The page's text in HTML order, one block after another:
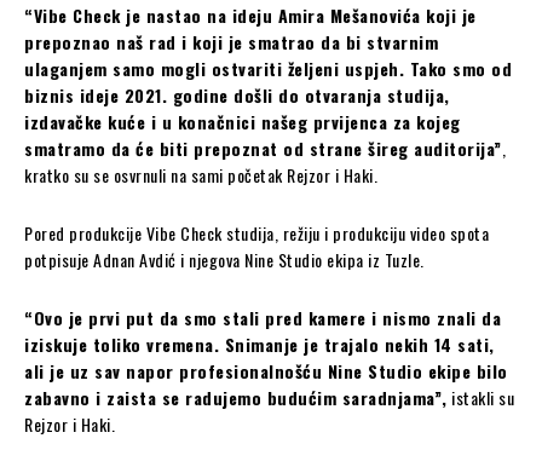
“Vibe Check je nastao na ideju Amira Mešanovića koji je
prepoznao naš rad i koji je smatrao da bi stvarnim
ulaganjem samo mogli ostvariti željeni uspjeh. Tako smo od
biznis ideje 2021. godine došli do otvaranja studija,
izdavačke kuće i u konačnici našeg prvijenca za kojeg
smatramo da će biti prepoznat od strane šireg auditorija”
kratko su se osvrnuli na sami početak Rejzor i Haki.
Pored produkcije Vibe Check studija, režiju i produkciju video spota
potpisuje Adnan Avdić i njegova Nine Studio ekipa iz Tuzle.
“Ovo je prvi put da smo stali pred kamere i nismo znali da
iziskuje toliko vremena. Snimanje je trajalo nekih 14 sati,
ali je uz sav napor profesionalnošću Nine Studio ekipe bilo
zabavno i zaista se radujemo budućim saradnjama”, istakli su
Rejzor i Haki.